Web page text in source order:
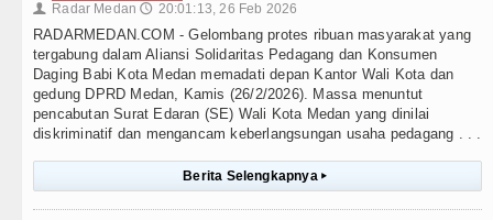
👤 Radar Medan 🕔 20:01:13, 26 Feb 2026
RADARMEDAN.COM - Gelombang protes ribuan masyarakat yang
tergabung dalam Aliansi Solidaritas Pedagang dan Konsumen
Daging Babi Kota Medan memadati depan Kantor Wali Kota dan
gedung DPRD Medan, Kamis (26/2/2026). Massa menuntut
pencabutan Surat Edaran (SE) Wali Kota Medan yang dinilai
diskriminatif dan mengancam keberlangsungan usaha pedagang . . .
Berita Selengkapnya ▸